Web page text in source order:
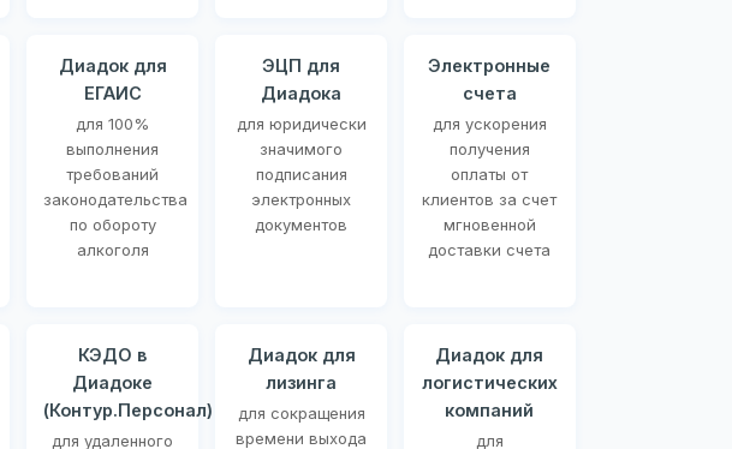
Диадок для
ЕГАИС
для 100%
выполнения
требований
законодательства
по обороту
алкоголя
ЭЦП для
Диадока
для юридически
значимого
подписания
электронных
документов
Электронные
счета
для ускорения
получения
оплаты от
клиентов за счет
мгновенной
доставки счета
КЭДО в
Диадоке
(Контур.Персонал)
для удаленного
Диадок для
лизинга
для сокращения
времени выхода
Диадок для
логистических
компаний
для